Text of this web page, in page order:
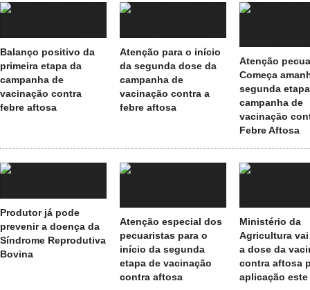
Atenção
Começa
segunda
campanha de
vacinação
Febre Aftosa
Atenção para o início
da segunda dose da
campanha de
vacinação contra a
febre aftosa
Balanço positivo da
primeira etapa da
campanha de
vacinação contra
febre aftosa
Ministério da
Agricultura
a dose da
contra aftosa
aplicação este
Atenção especial dos
pecuaristas para o
início da segunda
etapa de vacinação
contra aftosa
Produtor já pode
prevenir a doença da
Síndrome Reprodutiva
Bovina